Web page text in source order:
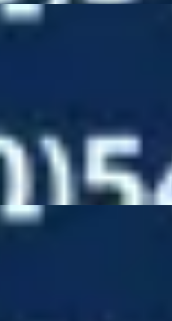
2024
DSG
· Denekamp (146)
·2024
pk Apple